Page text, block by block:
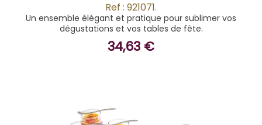
Ref : 921071.
Un ensemble élégant et pratique pour sublimer vos
dégustations et vos tables de fête.
34,63 €